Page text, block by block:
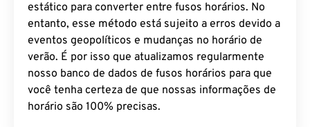
estático para converter entre fusos horários. No
entanto, esse método está sujeito a erros devido a
eventos geopolíticos e mudanças no horário de
verão. É por isso que atualizamos regularmente
nosso banco de dados de fusos horários para que
você tenha certeza de que nossas informações de
horário são 100% precisas.